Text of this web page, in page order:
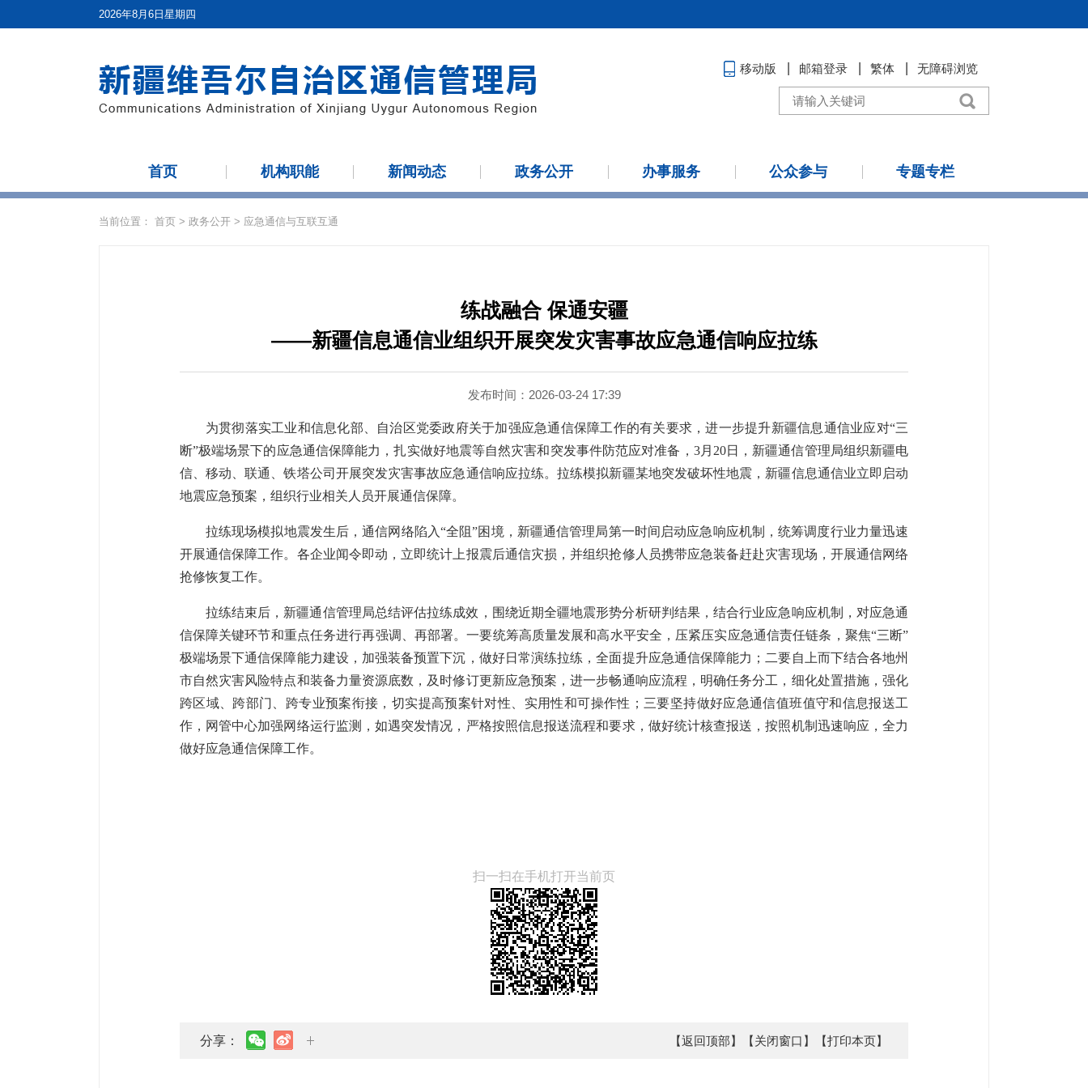
2026年8月6日星期四
移动版 邮箱登录 繁体 无障碍浏览
首页 机构职能 新闻动态 政务公开 办事服务 公众参与 专题专栏
当前位置： 首页 > 政务公开 > 应急通信与互联互通
练战融合 保通安疆
——新疆信息通信业组织开展突发灾害事故应急通信响应拉练
发布时间：2026-03-24 17:39
为贯彻落实工业和信息化部、自治区党委政府关于加强应急通信保障工作的有关要求，进一步提升新疆信息通信业应对“三
断”极端场景下的应急通信保障能力，扎实做好地震等自然灾害和突发事件防范应对准备，3月20日，新疆通信管理局组织新疆电
信、移动、联通、铁塔公司开展突发灾害事故应急通信响应拉练。拉练模拟新疆某地突发破坏性地震，新疆信息通信业立即启动
地震应急预案，组织行业相关人员开展通信保障。
拉练现场模拟地震发生后，通信网络陷入“全阻”困境，新疆通信管理局第一时间启动应急响应机制，统筹调度行业力量迅速
开展通信保障工作。各企业闻令即动，立即统计上报震后通信灾损，并组织抢修人员携带应急装备赶赴灾害现场，开展通信网络
抢修恢复工作。
拉练结束后，新疆通信管理局总结评估拉练成效，围绕近期全疆地震形势分析研判结果，结合行业应急响应机制，对应急通
信保障关键环节和重点任务进行再强调、再部署。一要统筹高质量发展和高水平安全，压紧压实应急通信责任链条，聚焦“三断”
极端场景下通信保障能力建设，加强装备预置下沉，做好日常演练拉练，全面提升应急通信保障能力；二要自上而下结合各地州
市自然灾害风险特点和装备力量资源底数，及时修订更新应急预案，进一步畅通响应流程，明确任务分工，细化处置措施，强化
跨区域、跨部门、跨专业预案衔接，切实提高预案针对性、实用性和可操作性；三要坚持做好应急通信值班值守和信息报送工
作，网管中心加强网络运行监测，如遇突发情况，严格按照信息报送流程和要求，做好统计核查报送，按照机制迅速响应，全力
做好应急通信保障工作。
扫一扫在手机打开当前页
分享： 【返回顶部】 【关闭窗口】 【打印本页】